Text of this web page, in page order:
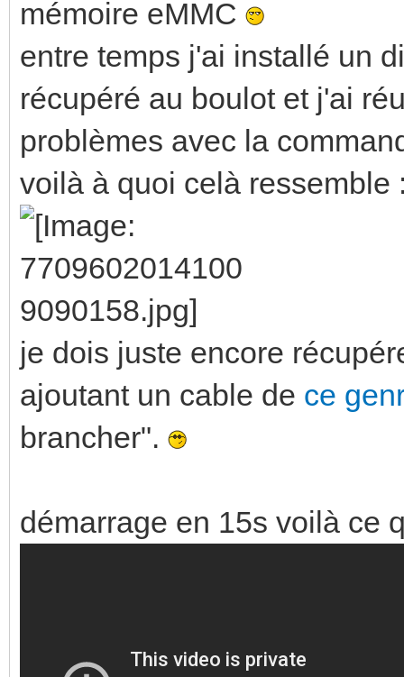
mémoire eMMC
entre temps j'ai installé un
récupéré au boulot et j'ai
problèmes avec la
voilà à quoi celà ressemble
je dois juste encore
ajoutant un cable de ce
brancher".
démarrage en 15s voilà ce